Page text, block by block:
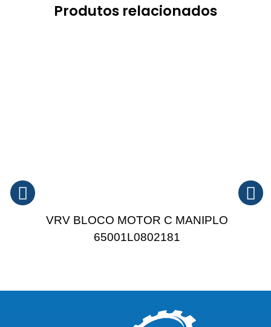
Produtos relacionados
VRV BLOCO MOTOR C MANIPLO
65001L0802181